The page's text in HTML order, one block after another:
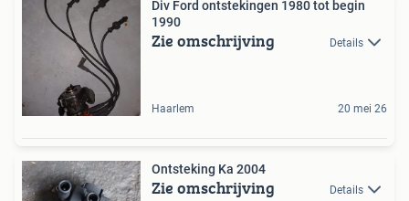
Div Ford ontstekingen 1980 tot begin
1990
Zie omschrijving Details
Haarlem 20 mei 26
Ontsteking Ka 2004
Zie omschrijving Details